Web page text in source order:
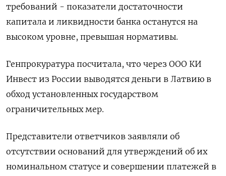
требований - показатели достаточности
капитала и ликвидности банка останутся на
высоком уровне, превышая нормативы.
Генпрокуратура посчитала, что через ООО КИ
Инвест из России выводятся деньги в Латвию​​​ в
обход установленных государством
ограничительных мер.
Представители ответчиков заявляли об
отсутствии оснований для утверждений об их
номинальном статусе и совершении платежей в